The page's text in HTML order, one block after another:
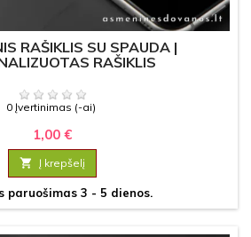
RAŠIKLIS SU SPAUDA |
RAŠIKLIS
0 Įvertinimas (-ai)
1,00 €
 Į krepšelį
paruošimas 3 - 5 dienos.